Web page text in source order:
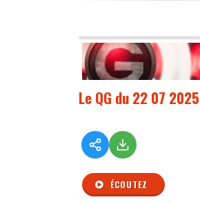
Le QG du 22 07 2025
ÉCOUTEZ